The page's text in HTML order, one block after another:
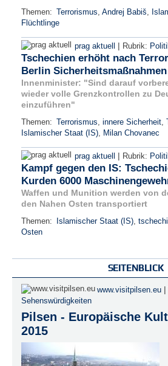
Themen: Terrorismus Andrej Babiš
Flüchtlinge
prag aktuell | Rubrik:
Tschechien erhöht nach
Berlin Sicherheitsmaßnahmen
Innenminister: "Sind darauf
wieder volle Grenzkontrollen zu
einzuführen"
Themen: Terrorismus innere Sicherheit
Islamischer Staat (IS)
Milan Chovanec
prag aktuell | Rubrik:
Kampf gegen den IS:
Kurden 6000
Waffen und Munition werden von
den Nahen Osten transportiert
Themen: Islamischer Staat (IS)
Osten
SEITENBLICK
www.visitpilsen.eu |
Sehenswürdigkeiten
Pilsen - Europäische
2015